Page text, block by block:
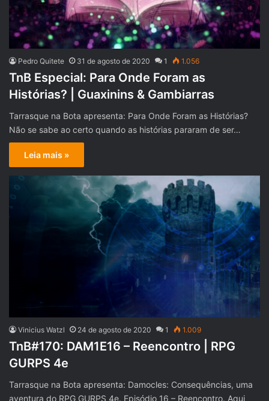
Pedro Quitete 31 de agosto de 2020 1 1.056
TnB Especial: Para Onde Foram as
Histórias? | Guaxinins & Gambiarras
Tarrasque na Bota apresenta: Para Onde Foram as Histórias?
Não se sabe ao certo quando as histórias pararam de ser…
Leia mais »
Vinicius Watzl 24 de agosto de 2020 1 1.009
TnB#170: DAM1E16 – Reencontro | RPG
GURPS 4e
Tarrasque na Bota apresenta: Damocles: Consequências, uma
aventura do RPG GURPS 4e. Episódio 16 – Reencontro. Aqui